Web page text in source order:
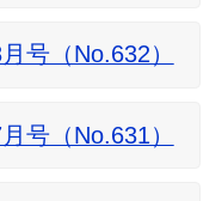
号（No.632）
号（No.631）